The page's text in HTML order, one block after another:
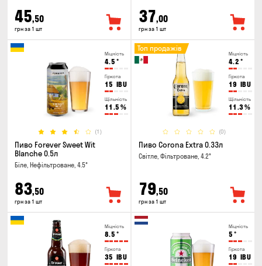
45,50
грн за 1 шт
37,00
грн за 1 шт
Міцність
4.5 °
Гіркота
15 IBU
Щільність
11.5 %
(1)
Пиво Forever Sweet Wit
Blanche 0.5л
Біле, Нефільтроване, 4.5°
83,50
грн за 1 шт
Міцність
4.2 °
Гіркота
19 IBU
Щільність
11.3%
(0)
Топ продажів
Пиво Corona Extra 0.33л
Світле, Фільтроване, 4.2°
79,50
грн за 1 шт
Міцність
8.5 °
Гіркота
35 IBU
Міцність
5 °
Гіркота
19 IBU